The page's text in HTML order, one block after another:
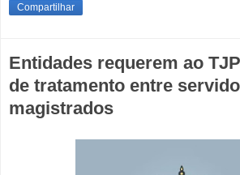
Compartilhar
Entidades requerem ao
de tratamento entre
magistrados